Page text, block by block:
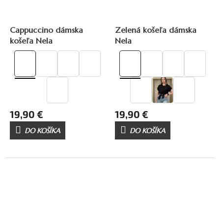
Cappuccino dámska
košeľa Nela
19,90 €
DO KOŠÍKA
Zelená košeľa dámska
Nela
19,90 €
DO KOŠÍKA